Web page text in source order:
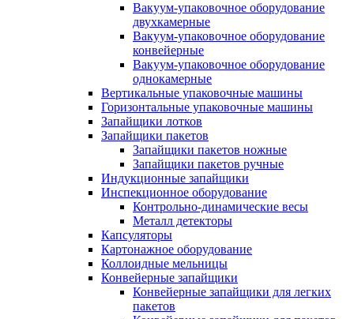
Вакуум-упаковочное оборудование
двухкамерные
Вакуум-упаковочное оборудование
конвейерные
Вакуум-упаковочное оборудование
однокамерные
Вертикальные упаковочные машины
Горизонтальные упаковочные машины
Запайщики лотков
Запайщики пакетов
Запайщики пакетов ножные
Запайщики пакетов ручные
Индукционные запайщики
Инспекционное оборудование
Контрольно-динамические весы
Металл детекторы
Капсуляторы
Картонажное оборудование
Коллоидные мельницы
Конвейерные запайщики
Конвейерные запайщики для легких
пакетов